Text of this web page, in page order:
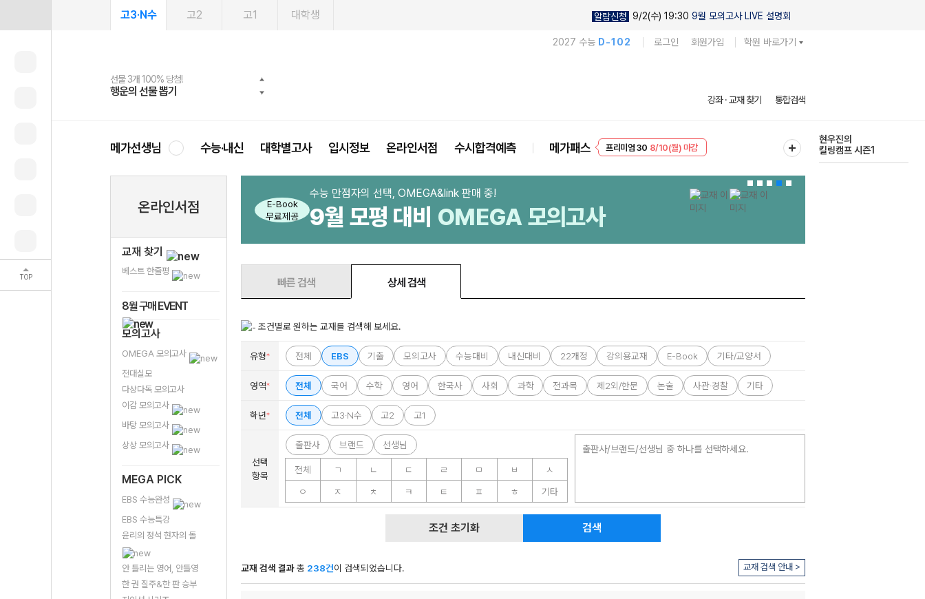
TOP
고3·N수 고2 고1 대학생 알람신청 9/2(수) 19:30 9월 모의고사 LIVE 설명회
2027 수능 D-102 로그인 회원가입 학원 바로가기
메가스터디
선물 3개 100% 당첨!
행운의 선물 뽑기
선물 100% 증정!
메가스터디 X 올리브
여름방학 스터디 캐시백
메가런 썸머스쿨
2027 러셀 단과
강사 공개선발
스마트러닝앱
설문 EVENT
메가패스
3일 무료 체험권
메가패스 수강생 무료혜택!
메가클럽 멤버십
사회공헌 캠페인
희망이룸 메가나눔
강좌 · 교재 찾기 통합검색
메가선생님 수능·내신 대학별고사 입시정보 온라인서점 수시합격예측 메가패스
프리미엄 30 8/10(월) 마감
현우진의
킬링캠프 시즌1
온라인서점
교재 찾기
베스트 한줄평
8월 구매 EVENT
모의고사
OMEGA 모의고사
전대실모
다상다독 모의고사
이감 모의고사
바탕 모의고사
상상 모의고사
MEGA PICK
EBS 수능완성
EBS 수능특강
윤리의 정석 현자의 돌
안 틀리는 영어, 안틀영
한 권 질주&한 판 승부
배송비 0원
E-Book
무료제공
수능 만점자의 선택, OMEGA&link 판매 중!
9월 모평 대비 OMEGA 모의고사
빠른 검색 상세 검색
조건별로 원하는 교재를 검색해 보세요.
유형* 전체 EBS 기출 모의고사 수능대비 내신대비 22개정 강의용교재 E-Book 기타/교양서
영역* 전체 국어 수학 영어 한국사 사회 과학 전과목 제2외/한문 논술 사관·경찰 기타
학년* 전체 고3·N수 고2 고1
선택
항목
출판사 브랜드 선생님
전체 ㄱ ㄴ ㄷ ㄹ ㅁ ㅂ
ㅅ
ㅇ
ㅈ ㅊ ㅋ ㅌ ㅍ ㅎ 기타
출판사/브랜드/선생님 중 하나를 선택하세요.
조건 초기화 검색
교재 검색 결과총 238건이 검색되었습니다. 교재 검색 안내 >